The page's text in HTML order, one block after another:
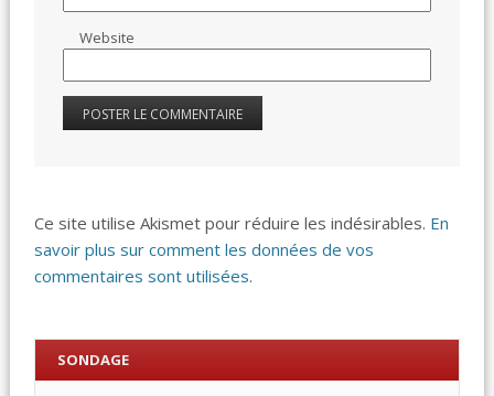
Website
Ce site utilise Akismet pour réduire les indésirables. En
savoir plus sur comment les données de vos
commentaires sont utilisées.
SONDAGE